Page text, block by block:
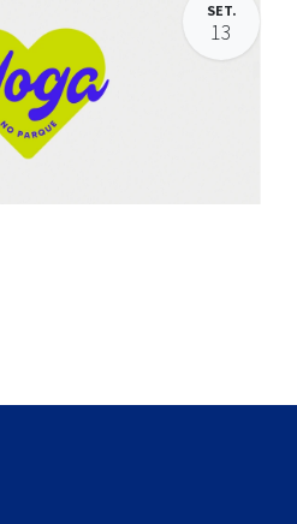
SET.
13